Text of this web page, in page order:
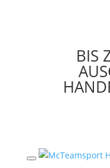
BIS